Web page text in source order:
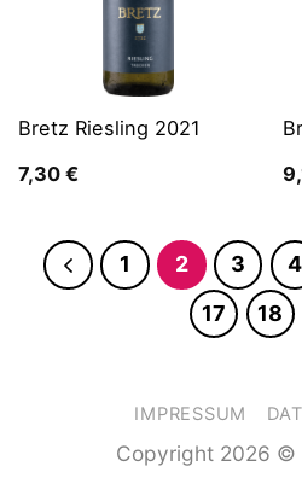
Bretz Riesling 2021
7,30 €
1 2 3 4
17
18
IMPRESSUM
Copyright 2026 ©